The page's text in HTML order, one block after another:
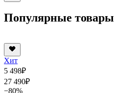
Популярные товары
Хит
5 498₽
27 490₽
−80%